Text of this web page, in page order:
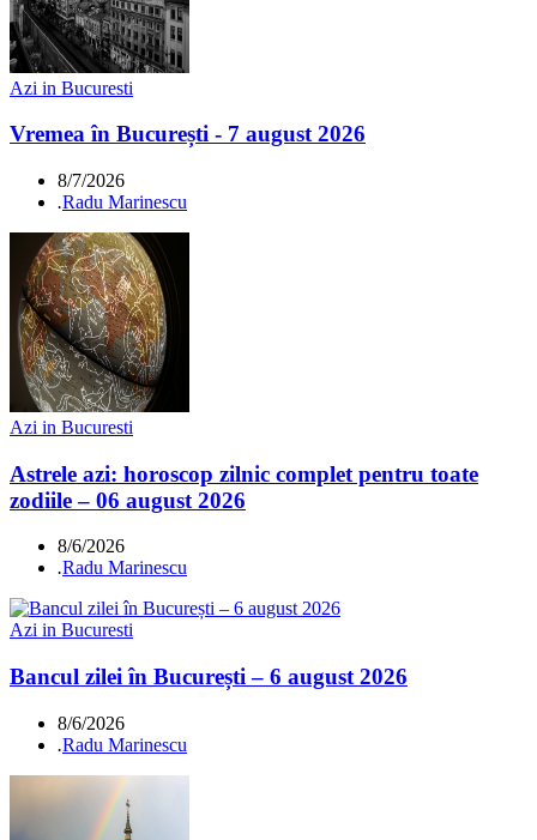
Azi in Bucuresti
Vremea în București - 7 august 2026
8/7/2026
.Radu Marinescu
Azi in Bucuresti
Astrele azi: horoscop zilnic complet pentru toate
zodiile – 06 august 2026
8/6/2026
.Radu Marinescu
Azi in Bucuresti
Bancul zilei în București – 6 august 2026
8/6/2026
.Radu Marinescu